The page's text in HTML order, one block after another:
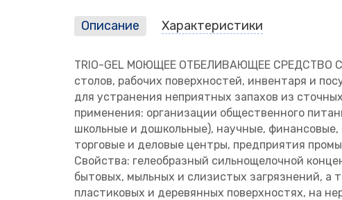
Описание Характеристики
TRIO-GEL МОЮЩЕЕ ОТБЕЛИВАЮЩЕЕ СРЕДСТВО
столов, рабочих поверхностей, инвентаря и
для устранения неприятных запахов из
применения: организации общественного
школьные и дошкольные), научные,
торговые и деловые центры, предприятия
Свойства: гелеобразный сильнощелочной
бытовых, мыльных и слизистых загрязнений, а
пластиковых и деревянных поверхностях, на